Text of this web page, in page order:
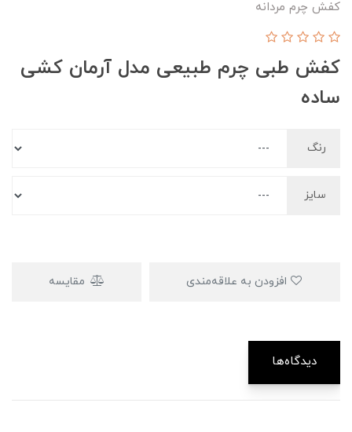
کفش چرم مردانه
کفش طبی چرم طبیعی مدل آرمان کشی
ساده
رنگ
سایز
مقایسه
دیدگاه‌ها